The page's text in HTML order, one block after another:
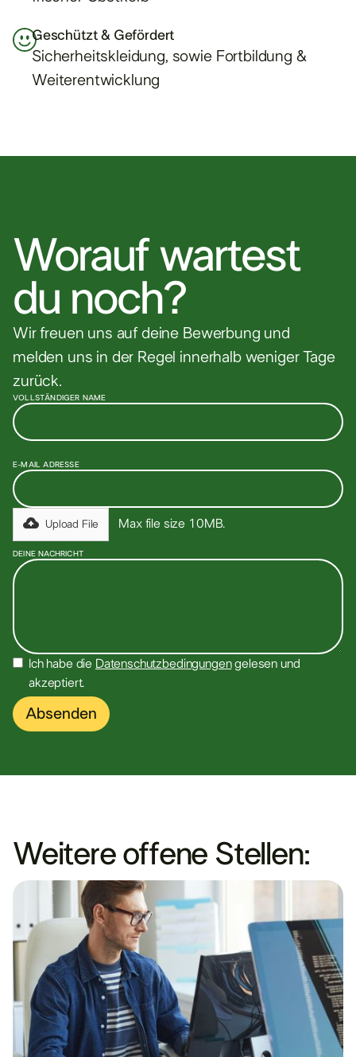
Geschützt & Gefördert
Sicherheitskleidung, sowie Fortbildung &
Weiterentwicklung
Worauf wartest
du noch?
Wir freuen uns auf deine Bewerbung und
melden uns in der Regel innerhalb weniger Tage
zurück.
VOLLSTÄNDIGER NAME
E-MAIL ADRESSE
Upload File Max file size 10MB.
DEINE NACHRICHT
Ich habe die Datenschutzbedingungengelesen und
akzeptiert.
Weitere offene Stellen: